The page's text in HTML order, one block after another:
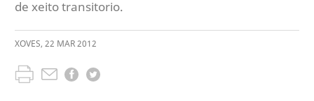
de xeito transitorio.
XOVES, 22 MAR2012